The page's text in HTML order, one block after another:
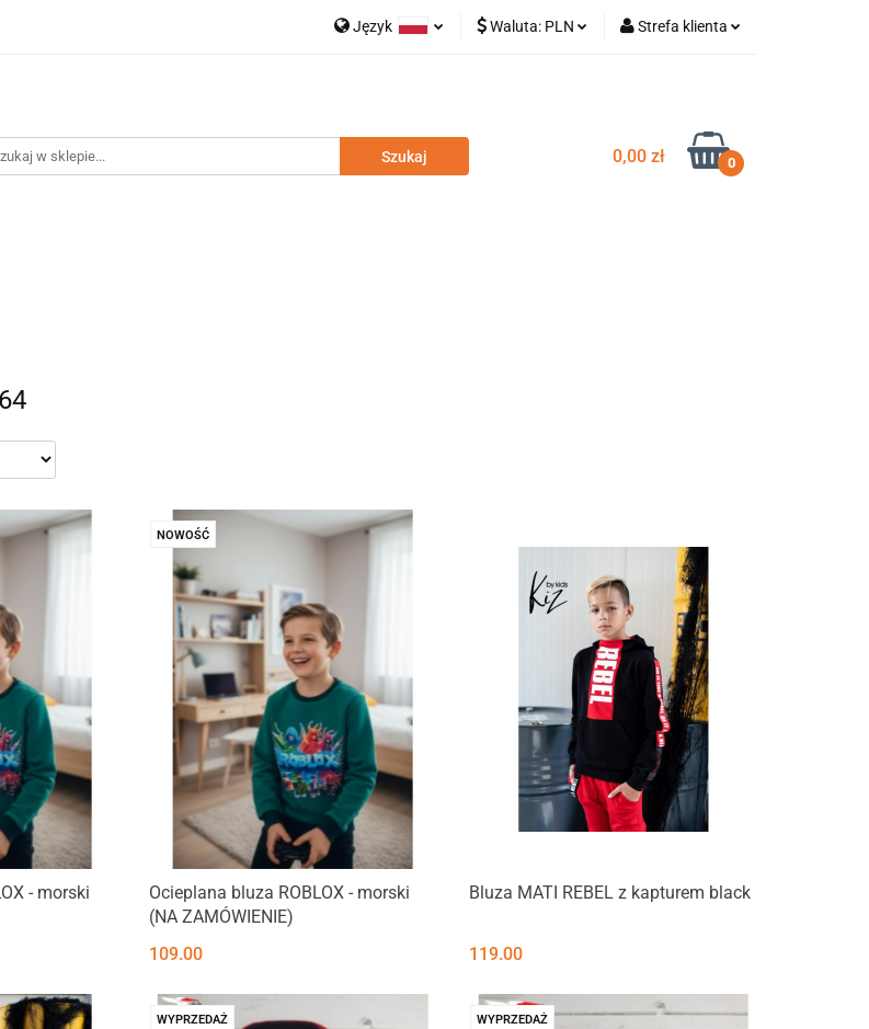
Język Waluta: PLN Strefa klienta
Dodaj zgłoszenie
0,00 zł 0
Zestawy rodzinne
- morski
NOWOŚĆ
Ocieplana bluza ROBLOX - morski
(NA ZAMÓWIENIE)
109.00
Bluza MATI REBEL z kapturem black
119.00
WYPRZEDAŻ WYPRZEDAŻ